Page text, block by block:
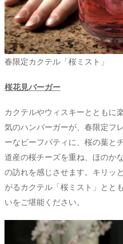
春限定カクテル「桜ミスト」
桜花見バーガー
カクテルやウィスキーとともに
気のハンバーガーが、春限定フ
ーなビーフパティに、桜の葉と
道産の桜チーズを重ね、ほのか
の訪れを感じさせます。キリッ
がるカクテル「桜ミスト」とと
いをご堪能ください。